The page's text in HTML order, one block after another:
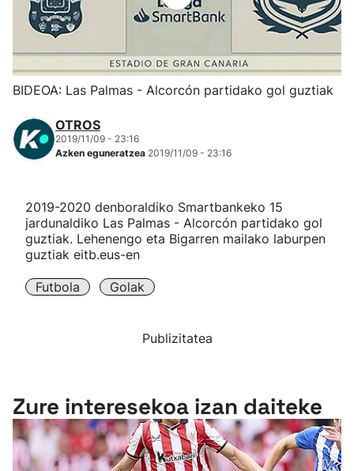
Herri-kirolak
Eskubaloia
Atletismoa
Mendi-lasterketak
Kirol gehiago
"Helmuga"
BIDEOA: Las Palmas - Alcorcón partidako gol guztiak
OTROS
2019/11/09 - 23:16
Azken eguneratzea 2019/11/09 - 23:16
2019-2020 denboraldiko Smartbankeko 15
jardunaldiko Las Palmas - Alcorcón partidako gol
guztiak. Lehenengo eta Bigarren mailako laburpen
guztiak eitb.eus-en
Futbola Golak
Publizitatea
Zure interesekoa izan daiteke